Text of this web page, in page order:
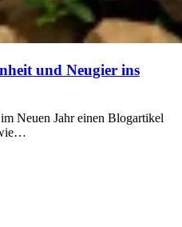
und Neugier ins
Neuen Jahr einen Blogartikel